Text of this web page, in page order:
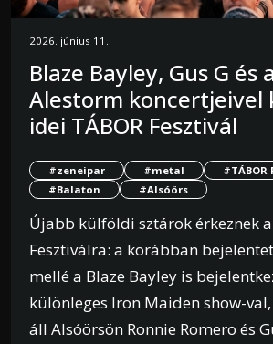
2026. június 11.
Blaze Bayley, Gus G és
Alestorm koncertjeivel
idei TÁBOR Fesztivál
#zeneipar #metal
#TÁBOR
#Balaton
#Alsóörs
Újabb külföldi sztárok érkeznek
Fesztiválra: a korábban
mellé a Blaze Bayley is
különleges Iron Maiden show-
áll Alsóörsön Ronnie Romero és